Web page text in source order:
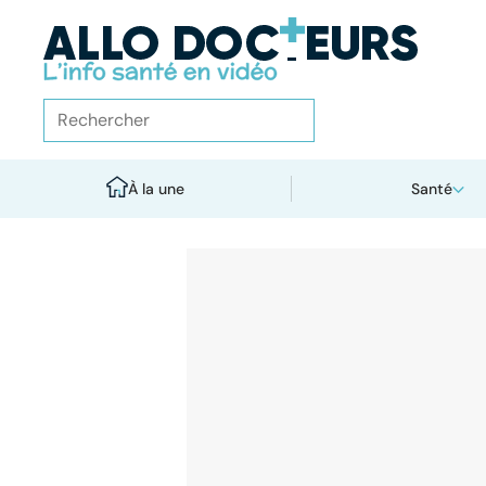
À la une Santé